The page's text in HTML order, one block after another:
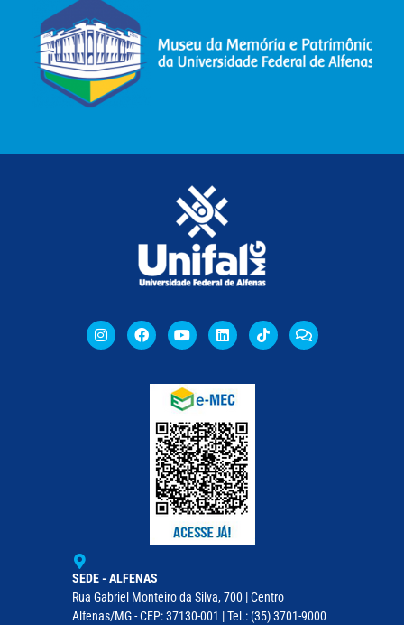
SEDE - ALFENAS
Rua Gabriel Monteiro da Silva, 700 | Centro
Alfenas/MG - CEP: 37130-001 | Tel.: (35) 3701-9000